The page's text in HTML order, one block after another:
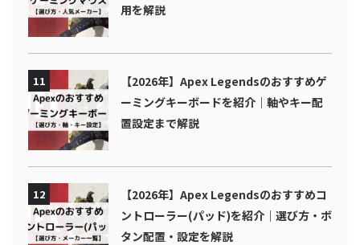
用を解説
11
【2026年】Apex Legendsのおすすめゲ
ーミングキーボードを紹介｜軸やキー配
置設定まで解説
12
【2026年】Apex Legendsのおすすめコ
ントローラー(パッド)を紹介｜選び方・ボ
タン配置・設定を解説